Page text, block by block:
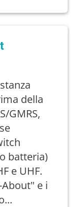
della
GMRS,
batteria)
e UHF.
e i